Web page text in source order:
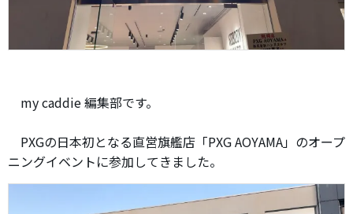
my caddie 編集部です。
PXGの日本初となる直営旗艦店「PXG AOYAMA」のオープ
ニングイベントに参加してきました。